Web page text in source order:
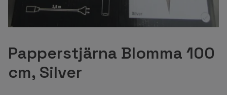
Papperstjärna Blomma 100
cm, Silver